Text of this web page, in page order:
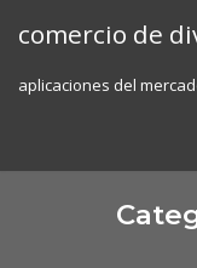
comercio de
aplicaciones del